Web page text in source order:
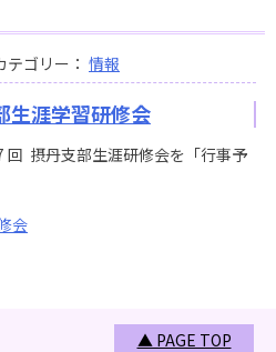
テゴリー： 情報
涯学習研修会
回 摂丹支部生涯研修会を「行事予
会
▲ PAGE TOP